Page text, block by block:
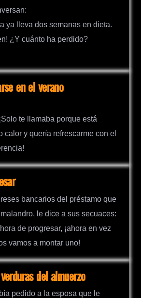
ya lleva dos semanas en dieta.
¿Y cuánto ha perdido?
en el verano
te llamaba porque está
calor y quería refrescarme con el
bancarios del préstamo que
le dice a sus secuaces:
de progresar, ¡ahora en vez
vamos a montar uno!
del almuerzo
pedido a la esposa que le